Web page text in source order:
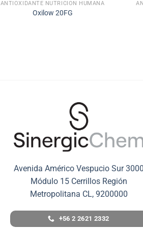
ANTIOXIDANTE NUTRICIÓN HUMANA
Oxilow 20FG
Avenida Américo Vespucio Sur 3000
Módulo 15 Cerrillos Región
Metropolitana CL, 9200000
+56 2 2621 2332